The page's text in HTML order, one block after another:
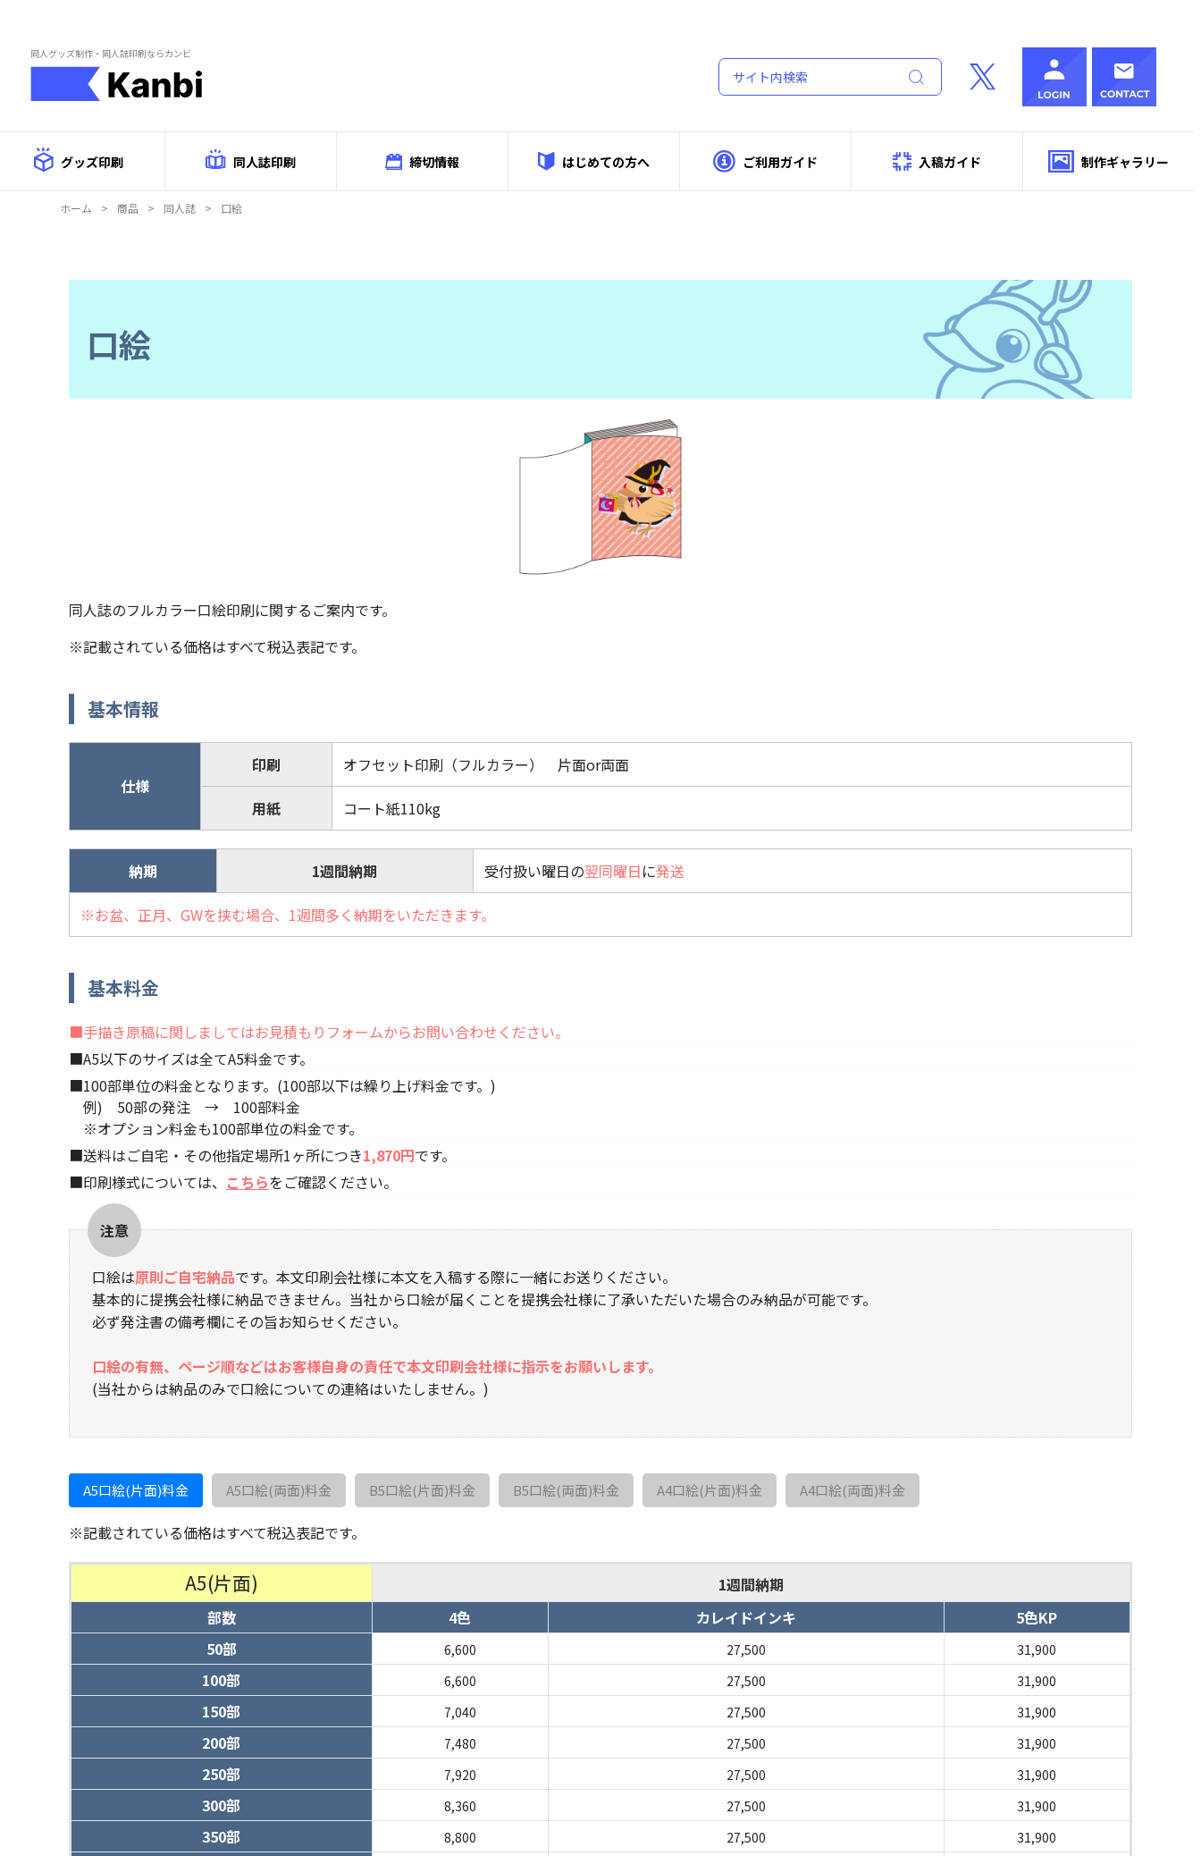
同人グッズ制作・同人誌印刷ならカンビ
グッズ印刷 同人誌印刷 締切情報 はじめての方へ ご利用ガイド 入稿ガイド 制作ギャラリー
ホーム > 商品 > 同人誌 > 口絵
口絵
同人誌のフルカラー口絵印刷に関するご案内です。
※記載されている価格はすべて税込表記です。
基本情報
仕様
印刷 オフセット印刷（フルカラー） 片面or両面
用紙 コート紙110kg
納期 1週間納期 受付扱い曜日の翌同曜日に発送
※お盆、正月、GWを挟む場合、1週間多く納期をいただきます。
基本料金
手描き原稿に関しましてはお見積もりフォームからお問い合わせください。
A5以下のサイズは全てA5料金です。
100部単位の料金となります。(100部以下は繰り上げ料金です。)
例) 50部の発注 → 100部料金
※オプション料金も100部単位の料金です。
送料はご自宅・その他指定場所1ヶ所につき1,870円です。
印刷様式については、 こちらをご確認ください。
注意
口絵は原則ご自宅納品です。本文印刷会社様に本文を入稿する際に一緒にお送りください。
基本的に提携会社様に納品できません。当社から口絵が届くことを提携会社様に了承いただいた場合のみ納品が可能です。
必ず発注書の備考欄にその旨お知らせください。
口絵の有無、ページ順などはお客様自身の責任で本文印刷会社様に指示をお願いします。
(当社からは納品のみで口絵についての連絡はいたしません。)
A5口絵(片面)料金 A5口絵(両面)料金 B5口絵(片面)料金 B5口絵(両面)料金 A4口絵(片面)料金 A4口絵(両面)料金
※記載されている価格はすべて税込表記です。
A5(片面)
1週間納期
部数
4色 カレイドインキ
5色KP
50部
6,600 27,500 31,900
100部 6,600 27,500 31,900
150部 7,040 27,500 31,900
200部 7,480 27,500 31,900
250部 7,920 27,500 31,900
300部 8,360 27,500 31,900
350部 8,800 27,500 31,900